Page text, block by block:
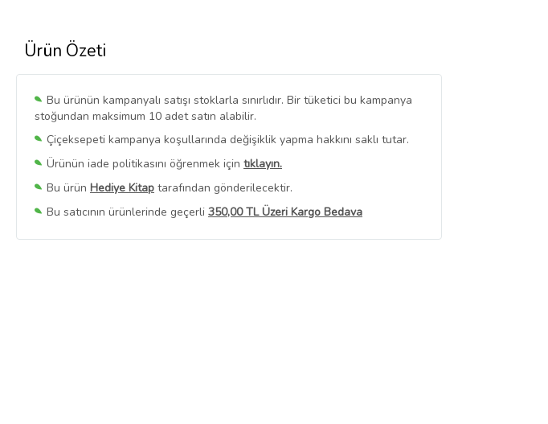
Ürün Özeti
Bu ürünün kampanyalı satışı stoklarla sınırlıdır. Bir tüketici bu kampanya
stoğundan maksimum 10 adet satın alabilir.
Çiçeksepeti kampanya koşullarında değişiklik yapma hakkını saklı tutar.
Ürünün iade politikasını öğrenmek için tıklayın.
Bu ürün Hediye Kitap tarafından gönderilecektir.
Bu satıcının ürünlerinde geçerli 350,00 TL Üzeri Kargo Bedava
Bu SatıcınınTüm Ürünlerini Görüntüle